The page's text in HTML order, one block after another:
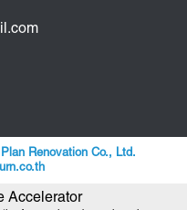
Plan Renovation Co., Ltd.
Accelerator